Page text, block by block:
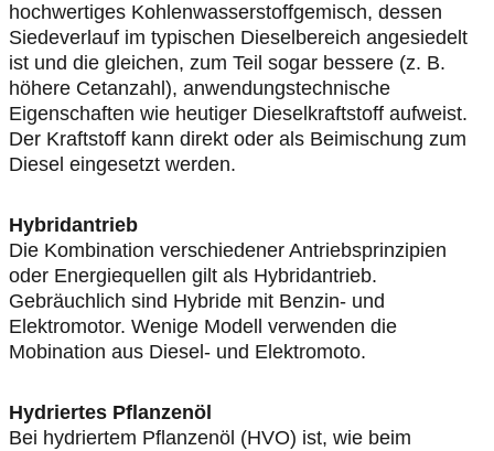
hochwertiges Kohlenwasserstoffgemisch, dessen
Siedeverlauf im typischen Dieselbereich angesiedelt
ist und die gleichen, zum Teil sogar bessere (z. B.
höhere Cetanzahl), anwendungstechnische
Eigenschaften wie heutiger Dieselkraftstoff aufweist.
Der Kraftstoff kann direkt oder als Beimischung zum
Diesel eingesetzt werden.
Hybridantrieb
Die Kombination verschiedener Antriebsprinzipien
oder Energiequellen gilt als Hybridantrieb.
Gebräuchlich sind Hybride mit Benzin- und
Elektromotor. Wenige Modell verwenden die
Mobination aus Diesel- und Elektromoto.
hydriertes Pflanzenöl
Bei hydriertem Pflanzenöl (HVO) ist, wie beim